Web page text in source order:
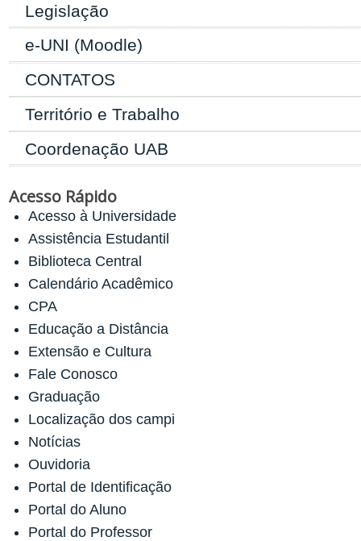
Legislação
e-UNI (Moodle)
CONTATOS
Território e Trabalho
Coordenação UAB
Acesso Rápido
Acesso à Universidade
Assistência Estudantil
Biblioteca Central
Calendário Acadêmico
CPA
Educação a Distância
Extensão e Cultura
Fale Conosco
Graduação
Localização dos campi
Notícias
Ouvidoria
Portal de Identificação
Portal do Aluno
Portal do Professor